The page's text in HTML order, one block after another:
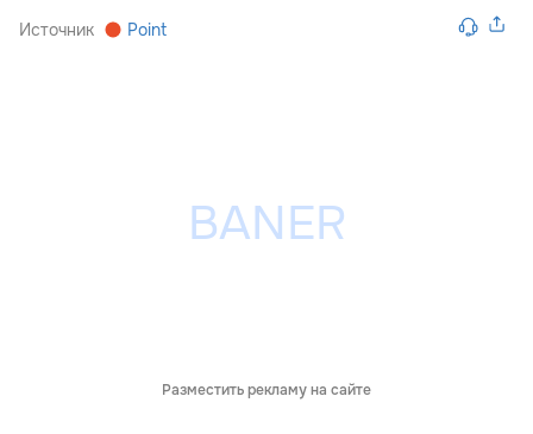
Источник Point
Разместить рекламу на сайте